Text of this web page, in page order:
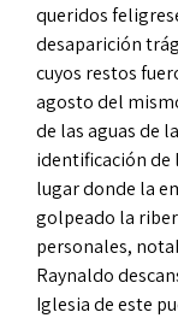
queridos
desaparición
cuyos restos
agosto del
de las aguas de
identificación de
lugar donde la
golpeado la
personales,
Raynaldo
Iglesia de este